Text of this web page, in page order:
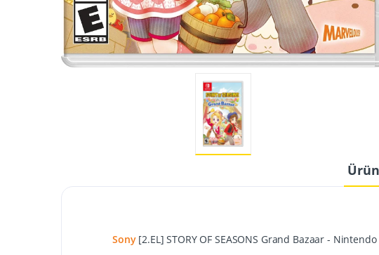
Sony[2.EL] STORY OF SEASONS Grand Bazaar -